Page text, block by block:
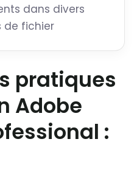
dans divers
de fichier
pratiques
Adobe
: